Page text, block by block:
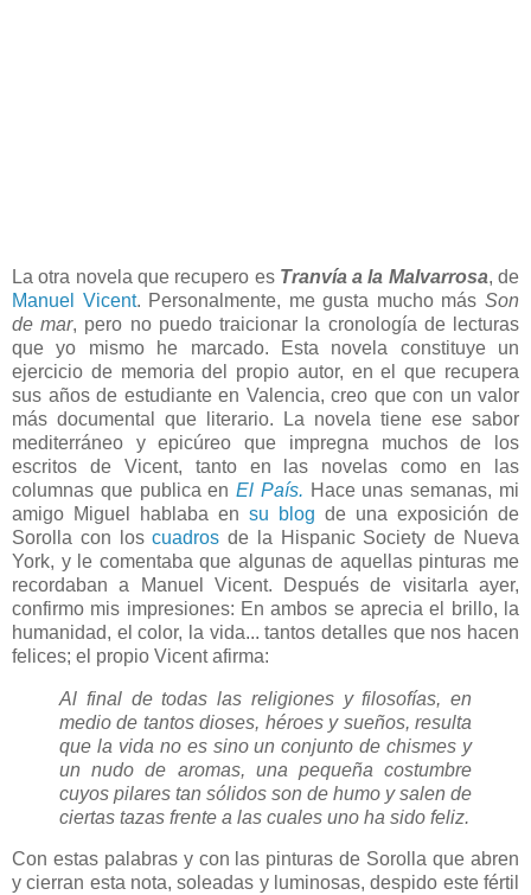
La otra novela que recupero es Tranvía a la Malvarrosa, de
Manuel Vicent. Personalmente, me gusta mucho másSon
de mar, pero no puedo traicionar la cronología de lecturas
que yo mismo he marcado. Esta novela constituye un
ejercicio de memoria del propio autor, en el que recupera
sus años de estudiante en Valencia, creo que con un valor
más documental que literario. La novela tiene ese sabor
mediterráneo y epicúreo que impregna muchos de los
escritos de Vicent, tanto en las novelas como en las
columnas que publica enEl País. Hace unas semanas, mi
amigo Miguel hablaba en su blog de una exposición de
Sorolla con loscuadros de la Hispanic Society de Nueva
York, y le comentaba que algunas de aquellas pinturas me
recordaban a Manuel Vicent. Después de visitarla ayer,
confirmo mis impresiones: En ambos se aprecia el brillo, la
humanidad, el color, la vida... tantos detalles que nos hacen
felices; el propio Vicent afirma:
Al final de todas las religiones y filosofías, en
medio de tantos dioses, héroes y sueños, resulta
que la vida no es sino un conjunto de chismes y
un nudo de aromas, una pequeña costumbre
cuyos pilares tan sólidos son de humo y salen de
ciertas tazas frente a las cuales uno ha sido feliz.
Con estas palabras y con las pinturas de Sorolla que abren
y cierran esta nota, soleadas y luminosas, despido este fértil